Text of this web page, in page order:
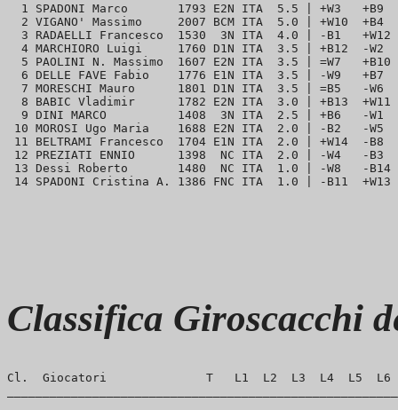
1 SPADONI Marco       1793 E2N ITA  5.5 | +W3   +B9
2 VIGANO' Massimo     2007 BCM ITA  5.0 | +W10  +B4
3 RADAELLI Francesco  1530  3N ITA  4.0 | -B1
4 MARCHIORO Luigi     1760 D1N ITA  3.5 | +B12  -W2
5 PAOLINI N. Massimo  1607 E2N ITA  3.5 | =W7
6 DELLE FAVE Fabio    1776 E1N ITA  3.5 | -W9   +B7
7 MORESCHI Mauro      1801 D1N ITA  3.5 | =B5   -W6
8 BABIC Vladimir      1782 E2N ITA  3.0 | +B13
9 DINI MARCO          1408  3N ITA  2.5 | +B6   -W1
10 MOROSI Ugo Maria    1688 E2N ITA  2.0 | -B2   -W5
11 BELTRAMI Francesco  1704 E1N ITA  2.0 | +W14  -
12 PREZIATI ENNIO      1398  NC ITA  2.0 | -W4   -B3
13 Dessi Roberto       1480  NC ITA  1.0 | -W8   -B14
Classifica Giroscacchi
Cl.  Giocatori              T   L1  L2  L3  L4  L5  L6  L7